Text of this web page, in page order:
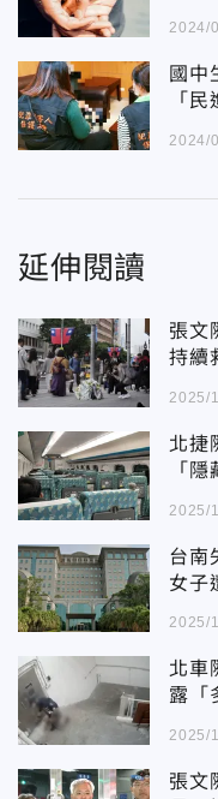
2024/
國中
「
2024/
延伸閱讀
張文
持續
2025/
北捷
「
2025/
台南
女子
2025/
北車
露「
2025/
張文